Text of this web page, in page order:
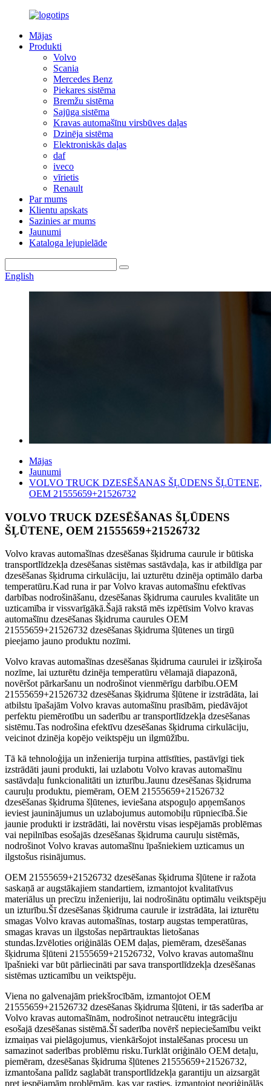
Mājas
Produkti
Volvo
Scania
Mercedes Benz
Piekares sistēma
Bremžu sistēma
Sajūga sistēma
Kravas automašīnu virsbūves daļas
Dzinēja sistēma
Elektroniskās daļas
daf
iveco
vīrietis
Renault
Par mums
Klientu apskats
Sazinies ar mums
Jaunumi
Kataloga lejupielāde
English
Mājas
Jaunumi
VOLVO TRUCK DZESĒŠANAS ŠĻŪDENS ŠĻŪTENE,
OEM 21555659+21526732
VOLVO TRUCK DZESĒŠANAS ŠĻŪDENS
ŠĻŪTENE, OEM 21555659+21526732
Volvo kravas automašīnas dzesēšanas šķidruma caurule ir būtiska
transportlīdzekļa dzesēšanas sistēmas sastāvdaļa, kas ir atbildīga par
dzesēšanas šķidruma cirkulāciju, lai uzturētu dzinēja optimālo darba
temperatūru.Kad runa ir par Volvo kravas automašīnu efektīvas
darbības nodrošināšanu, dzesēšanas šķidruma caurules kvalitāte un
uzticamība ir vissvarīgākā.Šajā rakstā mēs izpētīsim Volvo kravas
automašīnu dzesēšanas šķidruma caurules OEM
21555659+21526732 dzesēšanas šķidruma šļūtenes un tirgū
pieejamo jauno produktu nozīmi.
Volvo kravas automašīnas dzesēšanas šķidruma caurulei ir izšķiroša
nozīme, lai uzturētu dzinēja temperatūru vēlamajā diapazonā,
novēršot pārkaršanu un nodrošinot vienmērīgu darbību.OEM
21555659+21526732 dzesēšanas šķidruma šļūtene ir izstrādāta, lai
atbilstu īpašajām Volvo kravas automašīnu prasībām, piedāvājot
perfektu piemērotību un saderību ar transportlīdzekļa dzesēšanas
sistēmu.Tas nodrošina efektīvu dzesēšanas šķidruma cirkulāciju,
veicinot dzinēja kopējo veiktspēju un ilgmūžību.
Tā kā tehnoloģija un inženierija turpina attīstīties, pastāvīgi tiek
izstrādāti jauni produkti, lai uzlabotu Volvo kravas automašīnu
sastāvdaļu funkcionalitāti un izturību.Jaunu dzesēšanas šķidruma
cauruļu produktu, piemēram, OEM 21555659+21526732
dzesēšanas šķidruma šļūtenes, ieviešana atspoguļo apņemšanos
ieviest jauninājumus un uzlabojumus automobiļu rūpniecībā.Šie
jaunie produkti ir izstrādāti, lai novērstu visas iespējamās problēmas
vai nepilnības esošajās dzesēšanas šķidruma cauruļu sistēmās,
nodrošinot Volvo kravas automašīnu īpašniekiem uzticamus un
ilgstošus risinājumus.
OEM 21555659+21526732 dzesēšanas šķidruma šļūtene ir ražota
saskaņā ar augstākajiem standartiem, izmantojot kvalitatīvus
materiālus un precīzu inženieriju, lai nodrošinātu optimālu veiktspēju
un izturību.Šī dzesēšanas šķidruma caurule ir izstrādāta, lai izturētu
smagas Volvo kravas automašīnas, tostarp augstas temperatūras,
smagas kravas un ilgstošas ​​nepārtrauktas lietošanas
stundas.Izvēloties oriģinālās OEM daļas, piemēram, dzesēšanas
šķidruma šļūteni 21555659+21526732, Volvo kravas automašīnu
īpašnieki var būt pārliecināti par sava transportlīdzekļa dzesēšanas
sistēmas uzticamību un veiktspēju.
Viena no galvenajām priekšrocībām, izmantojot OEM
21555659+21526732 dzesēšanas šķidruma šļūteni, ir tās saderība ar
Volvo kravas automašīnām, nodrošinot netraucētu integrāciju
esošajā dzesēšanas sistēmā.Šī saderība novērš nepieciešamību veikt
izmaiņas vai pielāgojumus, vienkāršojot instalēšanas procesu un
samazinot saderības problēmu risku.Turklāt oriģinālo OEM detaļu,
piemēram, dzesēšanas šķidruma šļūtenes 21555659+21526732,
izmantošana palīdz saglabāt transportlīdzekļa garantiju un aizsargāt
pret iespējamām problēmām, kas var rasties, izmantojot neoriģinālās